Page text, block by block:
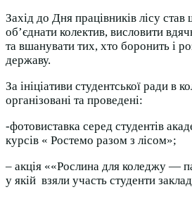
Захід до Дня працівників лісу
об’єднати колектив, висловити
та вшанувати тих, хто боронить і
державу.
За ініціативи студентської ради в
організовані та проведені:
-фотовиставка серед студентів
курсів « Ростемо разом з лісом»;
– акція ««Рослина для коледжу —
у якій взяли участь студенти